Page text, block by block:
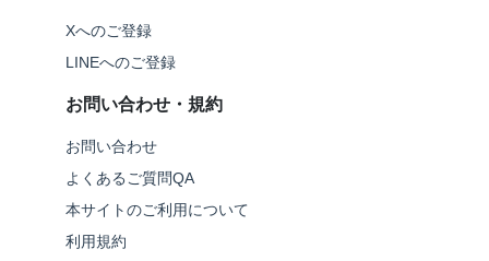
Xへのご登録
LINEへのご登録
お問い合わせ・規約
お問い合わせ
よくあるご質問QA
本サイトのご利用について
利用規約